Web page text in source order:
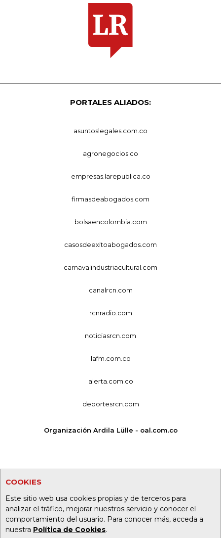
COOKIES
Este sitio web usa cookies propias y de terceros para
analizar el tráfico, mejorar nuestros servicio y conocer el
comportamiento del usuario. Para conocer más, acceda a
nuestra Política de Cookies.
PORTALES ALIADOS:
asuntoslegales.com.co
agronegocios.co
empresas.larepublica.co
firmasdeabogados.com
bolsaencolombia.com
casosdeexitoabogados.com
carnavalindustriacultural.com
canalrcn.com
rcnradio.com
noticiasrcn.com
lafm.com.co
alerta.com.co
deportesrcn.com
Organización Ardila Lülle - oal.com.co